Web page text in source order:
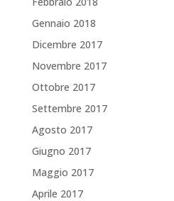
Gennaio 2018
Dicembre 2017
Novembre 2017
Ottobre 2017
Settembre 2017
Agosto 2017
Giugno 2017
Maggio 2017
Aprile 2017